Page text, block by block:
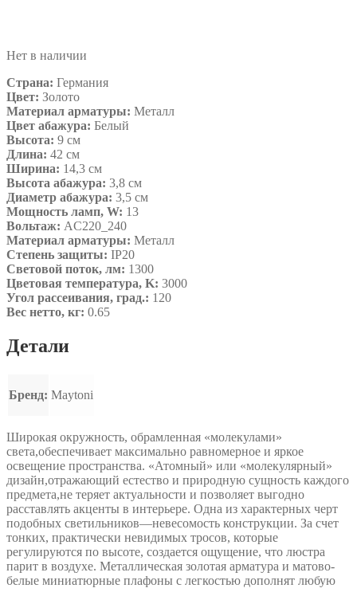
Нет в наличии
Страна: Германия
Цвет: Золото
Материал арматуры: Металл
Цвет абажура: Белый
Высота: 9 см
Длина: 42 см
Ширина: 14,3 см
Высота абажура: 3,8 см
Диаметр абажура: 3,5 см
Мощность ламп, W: 13
Вольтаж: AC220_240
Материал арматуры: Металл
Степень защиты: IP20
Световой поток, лм: 1300
Цветовая температура, K: 3000
Угол рассеивания, град.: 120
Вес нетто, кг: 0.65
Детали
Бренд: Maytoni
Широкая окружность, обрамленная «молекулами»
света,обеспечивает максимально равномерное и яркое
освещение пространства. «Атомный» или «молекулярный»
дизайн,отражающий естество и природную сущность каждого
предмета,не теряет актуальности и позволяет выгодно
расставлять акценты в интерьере. Одна из характерных черт
подобных светильников—невесомость конструкции. За счет
тонких, практически невидимых тросов, которые
регулируются по высоте, создается ощущение, что люстра
парит в воздухе. Металлическая золотая арматура и матово-
белые миниатюрные плафоны с легкостью дополнят любую